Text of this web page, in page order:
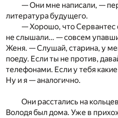
— Они мне написали, —
литература будущего.
— Хорошо, что Сервантес
не слышали… — совсем
Женя. — Слушай, старина, у
поеду. Если ты не против,
телефонами. Если у тебя
Ну и я — аналогично.
Они расстались на
Володя был дома. Уже в